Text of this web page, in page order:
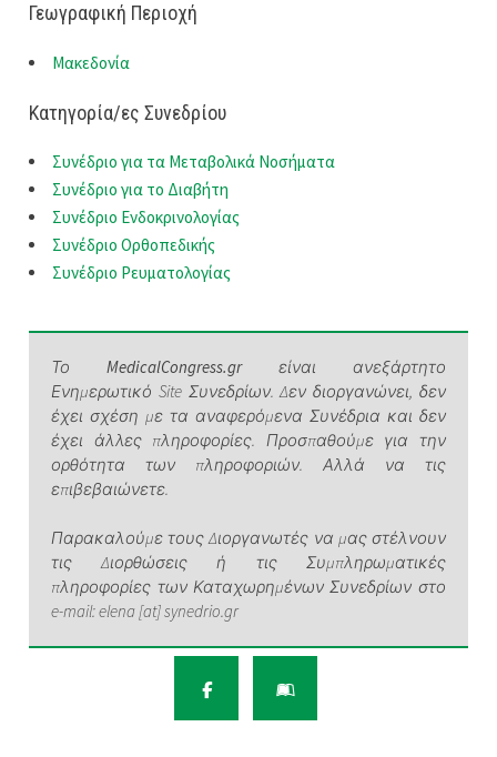
Γεωγραφική Περιοχή
Μακεδονία
Κατηγορία/ες Συνεδρίου
Συνέδριο για τα Μεταβολικά Νοσήματα
Συνέδριο για το Διαβήτη
Συνέδριο Ενδοκρινολογίας
Συνέδριο Ορθοπεδικής
Συνέδριο Ρευματολογίας
ΤοMedicalCongress.grείναι ανεξάρτητο
Ενημερωτικό Site Συνεδρίων. Δεν διοργανώνει, δεν
έχει σχέση με τα αναφερόμενα Συνέδρια και δεν
έχει άλλες πληροφορίες. Προσπαθούμε για την
ορθότητα των πληροφοριών. Αλλά να τις
επιβεβαιώνετε.
Παρακαλούμε τους Διοργανωτές να μας στέλνουν
τις Διορθώσεις ή τις Συμπληρωματικές
πληροφορίες των Καταχωρημένων Συνεδρίων στο
e-mail: elena [at] synedrio.gr